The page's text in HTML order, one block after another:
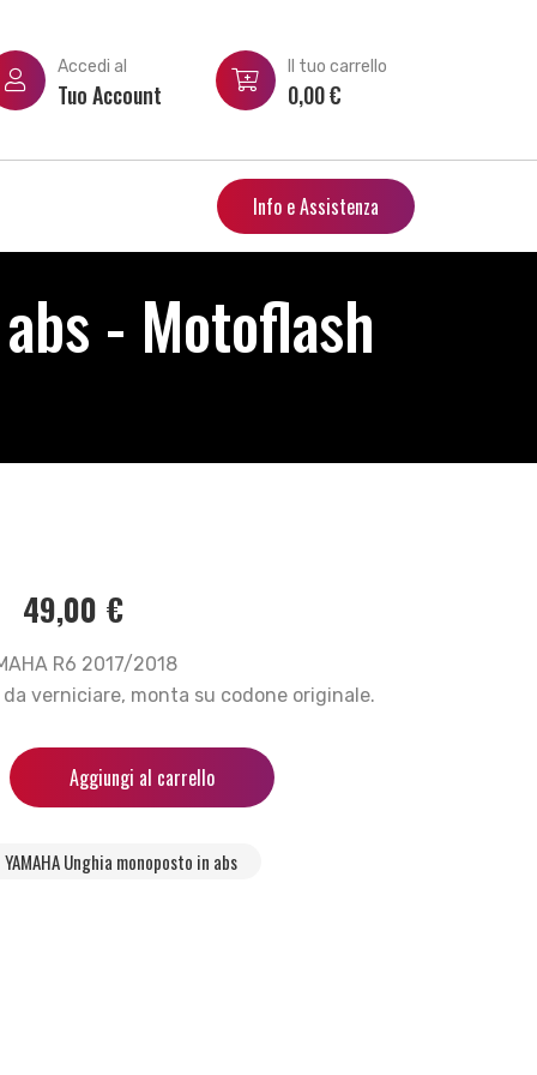
Accedi al
Tuo Account
Il tuo carrello
0,00€
Info e Assistenza
- Motoflash
49,00 €
R6 2017/2018
verniciare, monta su codone originale.
Aggiungi al carrello
YAMAHA Unghia monoposto in abs